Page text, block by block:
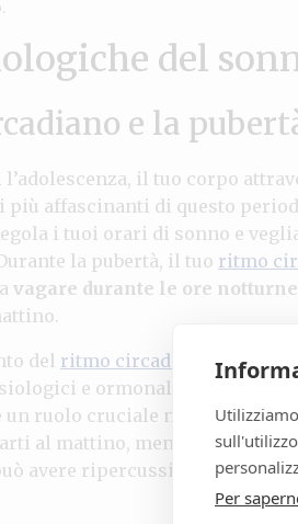
del
e la
l’adolescenza, il tuo corpo
più affascinanti di questo
i tuoi orari di sonno e
la pubertà, il tuo ritmo
vagare durante le ore notturne
del ritmo circadiano , noto
e ormonali. La tua
ruolo cruciale nel
al mattino, mentre la notte
avere ripercussioni negative
Per